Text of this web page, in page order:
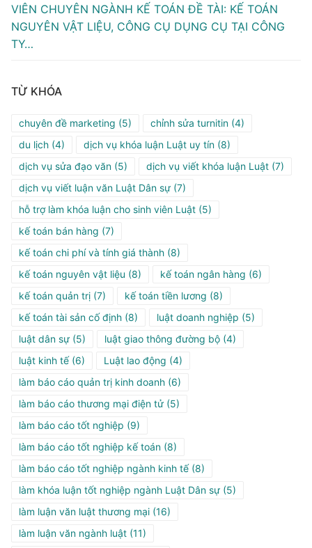
VIÊN CHUYÊN NGÀNH KẾ TOÁN ĐỀ TÀI: KẾ TOÁN
NGUYÊN VẬT LIỆU, CÔNG CỤ DỤNG CỤ TẠI CÔNG
TY…
TỪ KHÓA
chuyên đề marketing (5) chỉnh sửa turnitin (4)
du lịch (4) dịch vụ khóa luận Luật uy tín (8)
dịch vụ sửa đạo văn (5) dịch vụ viết khóa luận Luật (7)
dịch vụ viết luận văn Luật Dân sự (7)
hỗ trợ làm khóa luận cho sinh viên Luật (5)
kế toán bán hàng (7)
kế toán chi phí và tính giá thành (8)
kế toán nguyên vật liệu (8) kế toán ngân hàng (6)
kế toán quản trị (7) kế toán tiền lương (8)
kế toán tài sản cố định (8) luật doanh nghiệp (5)
luật dân sự (5) luật giao thông đường bộ (4)
luật kinh tế(6) Luật lao động (4)
làm báo cáo quản trị kinh doanh (6)
làm báo cáo thương mại điện tử (5)
làm báo cáo tốt nghiệp (9)
làm báo cáo tốt nghiệp kế toán (8)
làm báo cáo tốt nghiệp ngành kinh tế(8)
làm khóa luận tốt nghiệp ngành Luật Dân sự (5)
làm luận văn luật thương mại (16)
làm luận văn ngành luật (11)